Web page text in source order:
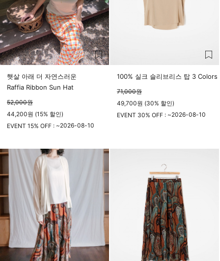
햇살 아래 더 자연스러운
Raffia Ribbon Sun Hat
52,000원
44,200원 (15% 할인)
EVENT 15% OFF : ~2026-08-10
100% 실크 슬리브리스 탑 3 Colors
71,000원
49,700원 (30% 할인)
EVENT 30% OFF : ~2026-08-10